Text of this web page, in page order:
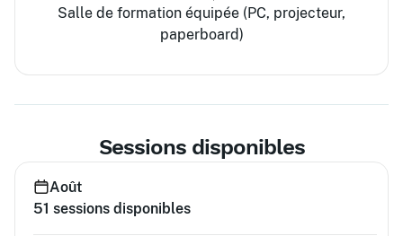
Salle de formation équipée (PC, projecteur,
paperboard)
Sessions disponibles
Août
51 sessions disponibles